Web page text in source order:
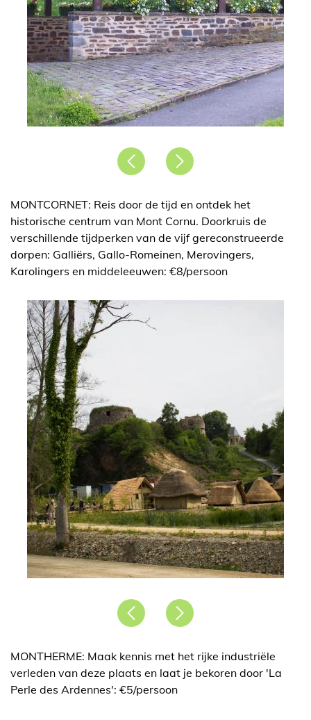
PrécédentSuivant
MONTCORNET: Reis door de tijd en ontdek het
historische centrum van Mont Cornu. Doorkruis de
verschillende tijdperken van de vijf gereconstrueerde
dorpen: Galliërs, Gallo-Romeinen, Merovingers,
Karolingers en middeleeuwen: €8/persoon
PrécédentSuivant
MONTHERME: Maak kennis met het rijke industriële
verleden van deze plaats en laat je bekoren door 'La
Perle des Ardennes': €5/persoon